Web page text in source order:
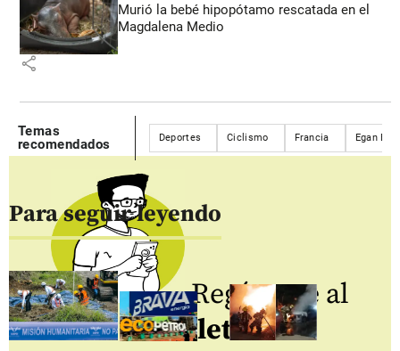
Murió la bebé hipopótamo rescatada en el
Magdalena Medio
share
Temas
recomendados
Deportes Ciclismo Francia Egan
Para seguir leyendo
Regístrate al
newsletter